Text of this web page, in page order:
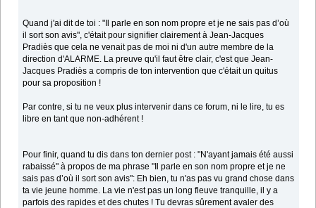
Quand j'ai dit de toi : "Il parle en son nom propre et je ne sais pas d’où
il sort son avis", c'était pour signifier clairement à Jean-Jacques
Pradiès que cela ne venait pas de moi ni d'un autre membre de la
direction d'ALARME. La preuve qu'il faut être clair, c'est que Jean-
Jacques Pradiès a compris de ton intervention que c'était un quitus
pour sa proposition !
Par contre, si tu ne veux plus intervenir dans ce forum, ni le lire, tu es
libre en tant que non-adhérent !
Pour finir, quand tu dis dans ton dernier post : "N'ayant jamais été aussi
rabaissé" à propos de ma phrase "Il parle en son nom propre et je ne
sais pas d’où il sort son avis": Eh bien, tu n'as pas vu grand chose dans
ta vie jeune homme. La vie n'est pas un long fleuve tranquille, il y a
parfois des rapides et des chutes ! Tu devras sûrement avaler des